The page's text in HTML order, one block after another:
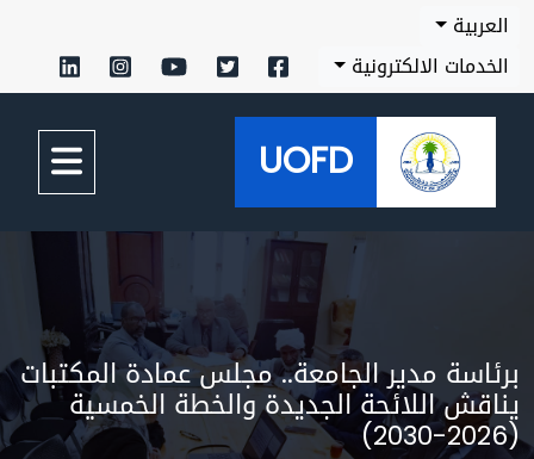
الالكترونية
UOFD
مدير الجامعة.. مجلس عمادة المكتبات
اللائحة الجديدة والخطة الخمسية